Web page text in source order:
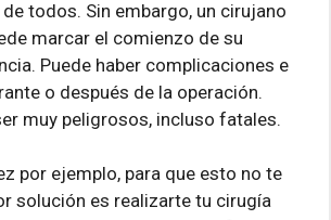
todos. Sin embargo, un cirujano
marcar el comienzo de su
Puede haber complicaciones e
o después de la operación.
muy peligrosos, incluso fatales.
por ejemplo, para que esto no te
solución es realizarte tu cirugía